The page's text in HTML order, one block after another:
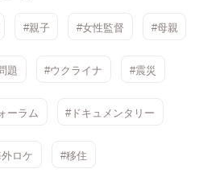
#親子 #女性監督 #母親
題 #ウクライナ #震災
ーラム #ドキュメンタリー
ロケ #移住